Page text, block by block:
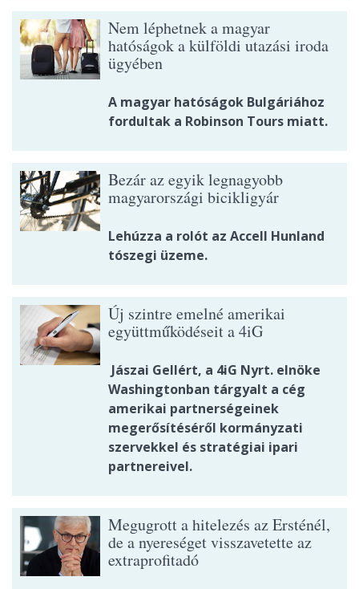
Nem léphetnek a magyar
hatóságok a külföldi utazási iroda
ügyében
A magyar hatóságok Bulgáriához
fordultak a Robinson Tours miatt.
Bezár az egyik legnagyobb
magyarországi bicikligyár
Lehúzza a rolót az Accell Hunland
tószegi üzeme.
Új szintre emelné amerikai
együttműködéseit a 4iG
Jászai Gellért, a 4iG Nyrt. elnöke
Washingtonban tárgyalt a cég
amerikai partnerségeinek
megerősítéséről kormányzati
szervekkel és stratégiai ipari
partnereivel.
Megugrott a hitelezés az Ersténél,
de a nyereséget visszavetette az
extraprofitadó